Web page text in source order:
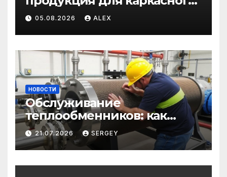
и загородного
строительства: от
саморезов до анкеров
05.08.2026 ALEX
НОВОСТИ
Обслуживание
теплообменников: как
сохранить эффективность
и избежать простоев
21.07.2026 SERGEY